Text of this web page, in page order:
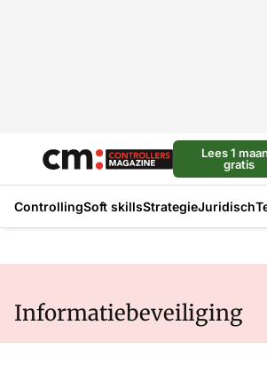
Lees 1
gratis
ControllingSoft skillsStrategieJuridisch
Informatiebeveiliging